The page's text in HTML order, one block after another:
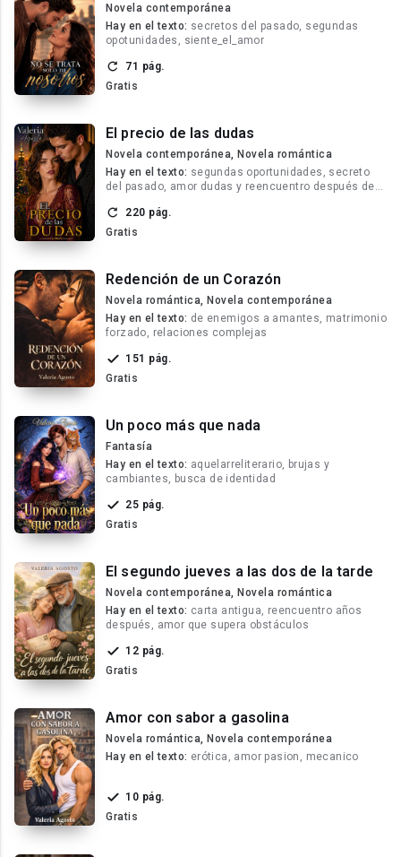
Novela contemporánea
Hay en el texto: secretos del pasado, segundas
opotunidades, siente_el_amor
71 pág.
Gratis
El precio de las dudas
Novela contemporánea, Novela romántica
Hay en el texto: segundas oportunidades, secreto
del pasado, amor dudas y reencuentro después de
220 pág.
Gratis
Redención de un Corazón
Novela romántica, Novela contemporánea
Hay en el texto: de enemigos a amantes, matrimonio
forzado, relaciones complejas
151 pág.
Gratis
Un poco más que nada
Fantasía
Hay en el texto: aquelarreliterario, brujas y
cambiantes, busca de identidad
25 pág.
Gratis
El segundo jueves a las dos de la tarde
Novela contemporánea, Novela romántica
Hay en el texto: carta antigua, reencuentro años
después, amor que supera obstáculos
12 pág.
Gratis
Amor con sabor a gasolina
Novela romántica, Novela contemporánea
Hay en el texto: erótica, amor pasion, mecanico
10 pág.
Gratis